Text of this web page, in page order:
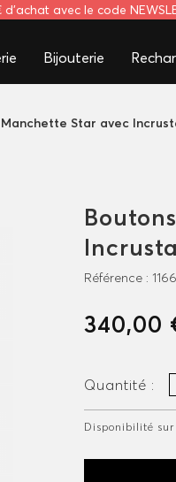
avec le code
Bijouterie
Star avec
Référence :
340,00
Quantité :
Disponibilité sur